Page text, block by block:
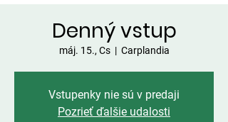
Denný vstup
máj. 15., Cs
  |
Carplandia
Vstupenky nie sú v predaji
Pozrieť ďalšie udalosti